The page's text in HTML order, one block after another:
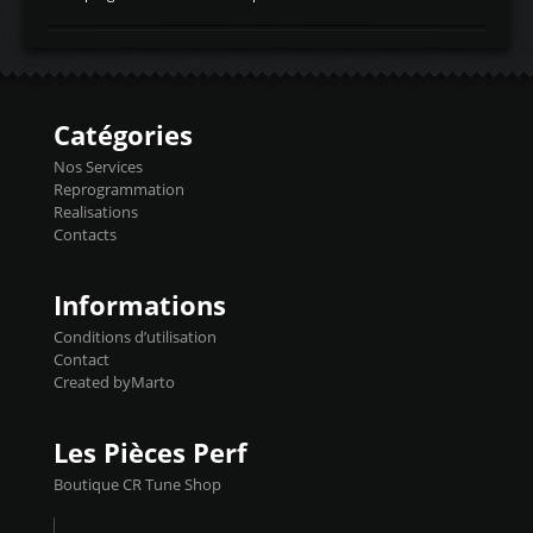
d'admissiontemp ex. pour atmo -30- 80°C
temperaturetemperature ldr moteurtemp
Injecteurs + Flashpro 1370€ TTC Le
précise et performante. Vous pourrez
basculer de la carto sans plomb à Ethanol à
l'aide du flashpro OPTION ECONOMIQUES
Reprog SP 98 sur le calculateur d'origine
450€ TTC Un gain d'environ 10cv et 15nm
Catégories
Nos Services
Reprogrammation
Realisations
Contacts
Informations
Conditions d’utilisation
Contact
Created byMarto
Les Pièces Perf
Boutique CR Tune Shop